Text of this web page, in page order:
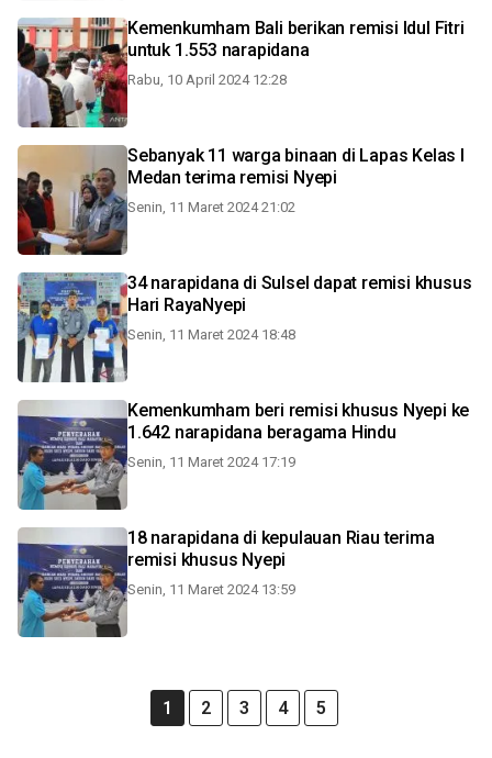
Kemenkumham Bali berikan remisi Idul Fitri
untuk 1.553 narapidana
Rabu, 10 April 2024 12:28
Sebanyak 11 warga binaan di Lapas Kelas I
Medan terima remisi Nyepi
Senin, 11 Maret 2024 21:02
34 narapidana di Sulsel dapat remisi khusus
Hari RayaNyepi
Senin, 11 Maret 2024 18:48
Kemenkumham beri remisi khusus Nyepi ke
1.642 narapidana beragama Hindu
Senin, 11 Maret 2024 17:19
18 narapidana di kepulauan Riau terima
remisi khusus Nyepi
Senin, 11 Maret 2024 13:59
1 2 3 4 5